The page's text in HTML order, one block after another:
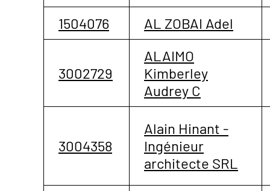
1504076
AL ZOBAI Adel
3002729
ALAIMO
Kimberley
Audrey C
3004358
Alain Hinant -
Ingénieur
architecte SRL